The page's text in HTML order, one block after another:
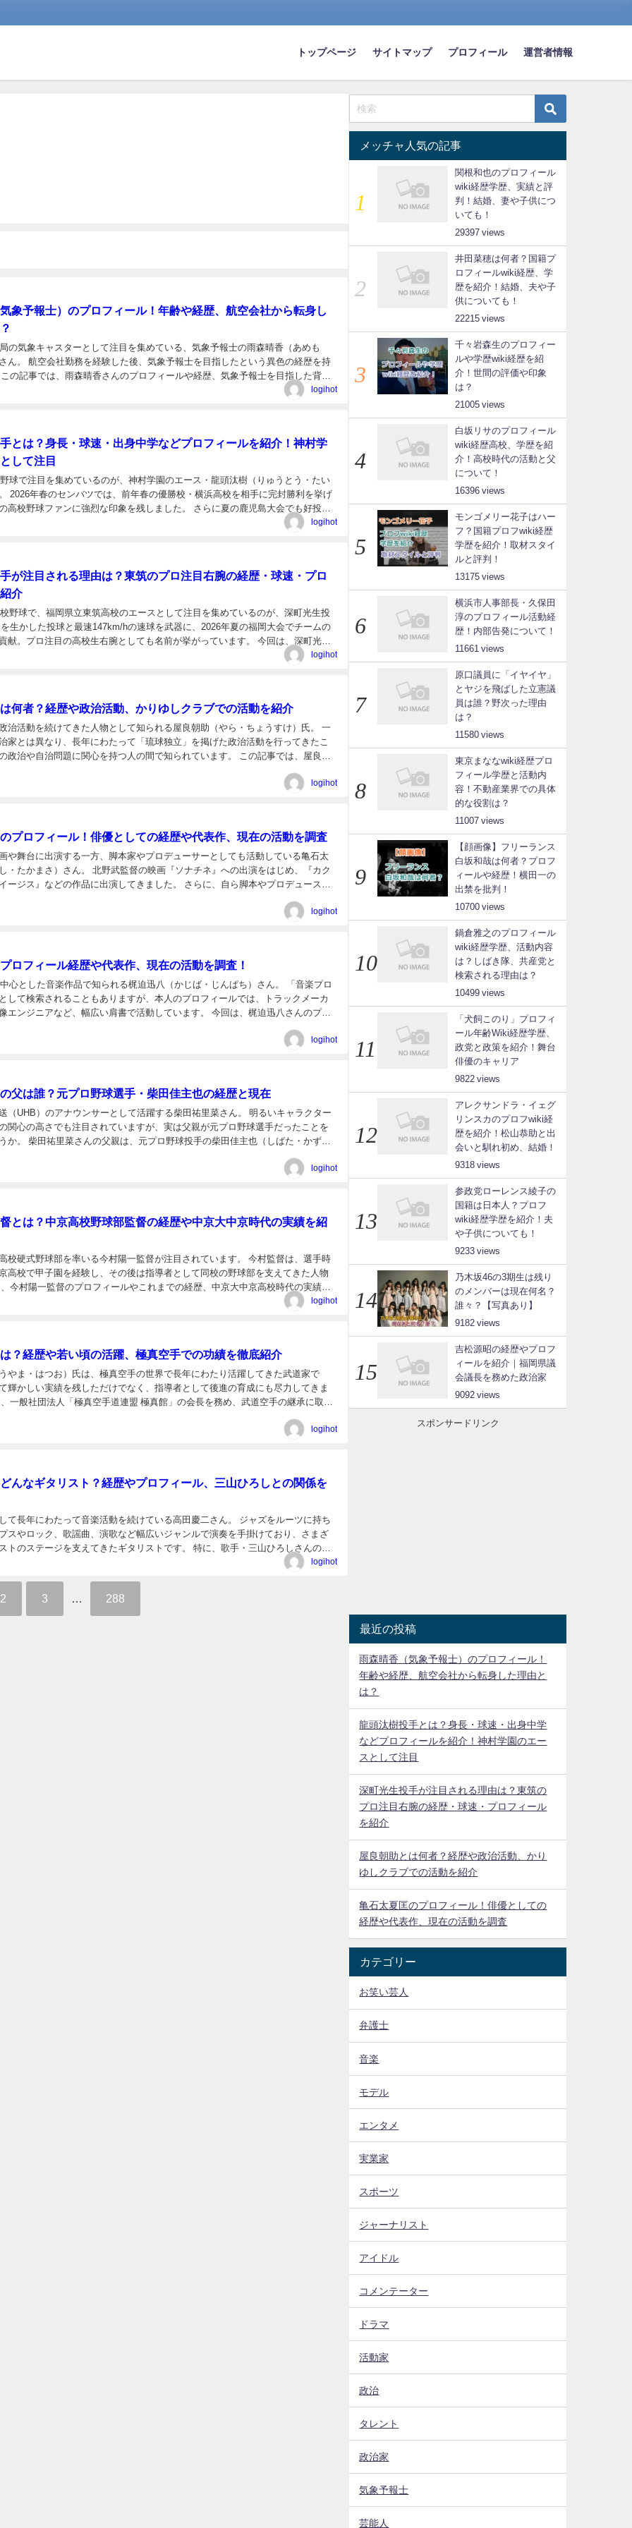
トップページ サイトマップ プロフィール 運営者情報
象予報士）のプロフィール！年齢や経歴、航空会社から転身し
の気象キャスターとして注目を集めている、気象予報士の雨森晴香（あめも
ん。 航空会社勤務を経験した後、気象予報士を目指したという異色の経歴を持
の記事では、雨森晴香さんのプロフィールや経歴、気象予報士を目指した背
logihot
とは？身長・球速・出身中学などプロフィールを紹介！神村学
して注目
球で注目を集めているのが、神村学園のエース・龍頭汰樹（りゅうとう・たい
2026年春のセンバツでは、前年春の優勝校・横浜高校を相手に完封勝利を挙げ
高校野球ファンに強烈な印象を残しました。 さらに夏の鹿児島大会でも好投を
logihot
が注目される理由は？東筑のプロ注目右腕の経歴・球速・プロ
介
野球で、福岡県立東筑高校のエースとして注目を集めているのが、深町光生投
生かした投球と最速147km/hの速球を武器に、2026年夏の福岡大会でチームの
献。プロ注目の高校生右腕としても名前が挙がっています。 今回は、深町光生
logihot
何者？経歴や政治活動、かりゆしクラブでの活動を紹介
治活動を続けてきた人物として知られる屋良朝助（やら・ちょうすけ）氏。 一
家とは異なり、長年にわたって「琉球独立」を掲げた政治活動を行ってきたこ
政治や自治問題に関心を持つ人の間で知られています。 この記事では、屋良朝
logihot
プロフィール！俳優としての経歴や代表作、現在の活動を調査
や舞台に出演する一方、脚本家やプロデューサーとしても活動している亀石太
・たかまさ）さん。 北野武監督の映画『ソナチネ』への出演をはじめ、『カク
ージス』などの作品に出演してきました。 さらに、自ら脚本やプロデュースを
logihot
ロフィール経歴や代表作、現在の活動を調査！
心とした音楽作品で知られる梶迫迅八（かじば・じんぱち）さん。 「音楽プロ
して検索されることもありますが、本人のプロフィールでは、トラックメーカ
エンジニアなど、幅広い肩書で活動しています。 今回は、梶迫迅八さんのプロ
logihot
父は誰？元プロ野球選手・柴田佳主也の経歴と現在
（UHB）のアナウンサーとして活躍する柴田祐里菜さん。 明るいキャラクター
関心の高さでも注目されていますが、実は父親が元プロ野球選手だったことを
か。 柴田祐里菜さんの父親は、元プロ野球投手の柴田佳主也（しばた・かず
logihot
とは？中京高校野球部監督の経歴や中京大中京時代の実績を紹
校硬式野球部を率いる今村陽一監督が注目されています。 今村監督は、選手時
高校で甲子園を経験し、その後は指導者として同校の野球部を支えてきた人物
今村陽一監督のプロフィールやこれまでの経歴、中京大中京高校時代の実績、
logihot
？経歴や若い頃の活躍、極真空手での功績を徹底紹介
やま・はつお）氏は、極真空手の世界で長年にわたり活躍してきた武道家で
輝かしい実績を残しただけでなく、指導者として後進の育成にも尽力してきま
一般社団法人「極真空手道連盟 極真館」の会長を務め、武道空手の継承に取り
logihot
んなギタリスト？経歴やプロフィール、三山ひろしとの関係を
て長年にわたって音楽活動を続けている高田慶二さん。 ジャズをルーツに持ち
スやロック、歌謡曲、演歌など幅広いジャンルで演奏を手掛けており、さまざ
トのステージを支えてきたギタリストです。 特に、歌手・三山ひろしさんのコ
logihot
2 3 288
メッチャ人気の記事
関根和也のプロフィール
wiki経歴学歴、実績と評
判！結婚、妻や子供につ
いても！
29397
井田菜穂は何者？国籍プ
ロフィールwiki経歴、学
歴を紹介！結婚、夫や子
供についても！
22215
千々岩森生のプロフィー
ルや学歴wiki経歴を紹
介！世間の評価や印象
は？
21005
白坂リサのプロフィール
wiki経歴高校、学歴を紹
介！高校時代の活動と父
について！
16396
モンゴメリー花子はハー
フ？国籍プロフwiki経歴
学歴を紹介！取材スタイ
ルと評判！
13175
横浜市人事部長・久保田
淳のプロフィール活動経
歴！内部告発について！
11661
原口議員に「イヤイヤ」
とヤジを飛ばした立憲議
員は誰？野次った理由
は？
11580
東京まななwiki経歴プロ
フィール学歴と活動内
容！不動産業界での具体
的な役割は？
11007
【顔画像】フリーランス
白坂和哉は何者？プロフ
ィールや経歴！横田一の
出禁を批判！
10700
鍋倉雅之のプロフィール
wiki経歴学歴、活動内容
は？しばき隊、共産党と
検索される理由は？
10499
「犬飼このり」プロフィ
ール年齢Wiki経歴学歴、
政党と政策を紹介！舞台
俳優のキャリア
9822
アレクサンドラ・イェグ
リンスカのプロフwiki経
歴を紹介！松山恭助と出
会いと馴れ初め、結婚！
9318
参政党ローレンス綾子の
国籍は日本人？プロフ
wiki経歴学歴を紹介！夫
や子供についても！
9233
乃木坂46の3期生は残り
のメンバーは現在何名？
誰々？【写真あり】
9182
吉松源昭の経歴やプロフ
ィールを紹介｜福岡県議
会議長を務めた政治家
9092
スポンサードリンク
最近の投稿
雨森晴香（気象予報士）のプロフィール！
年齢や経歴、航空会社から転身した理由と
は？
龍頭汰樹投手とは？身長・球速・出身中学
などプロフィールを紹介！神村学園のエー
スとして注目
深町光生投手が注目される理由は？東筑の
プロ注目右腕の経歴・球速・プロフィール
を紹介
屋良朝助とは何者？経歴や政治活動、かり
ゆしクラブでの活動を紹介
亀石太夏匡のプロフィール！俳優としての
経歴や代表作、現在の活動を調査
カテゴリー
お笑い芸人
弁護士
音楽
モデル
エンタメ
実業家
スポーツ
ジャーナリスト
アイドル
コメンテーター
ドラマ
活動家
政治
タレント
政治家
気象予報士
芸能人